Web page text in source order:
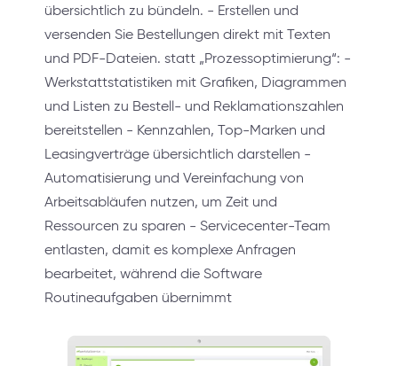
übersichtlich zu bündeln. - Erstellen und
versenden Sie Bestellungen direkt mit Texten
und PDF-Dateien. statt „Prozessoptimierung“: -
Werkstattstatistiken mit Grafiken, Diagrammen
und Listen zu Bestell- und Reklamationszahlen
bereitstellen - Kennzahlen, Top-Marken und
Leasingverträge übersichtlich darstellen -
Automatisierung und Vereinfachung von
Arbeitsabläufen nutzen, um Zeit und
Ressourcen zu sparen - Servicecenter-Team
entlasten, damit es komplexe Anfragen
bearbeitet, während die Software
Routineaufgaben übernimmt